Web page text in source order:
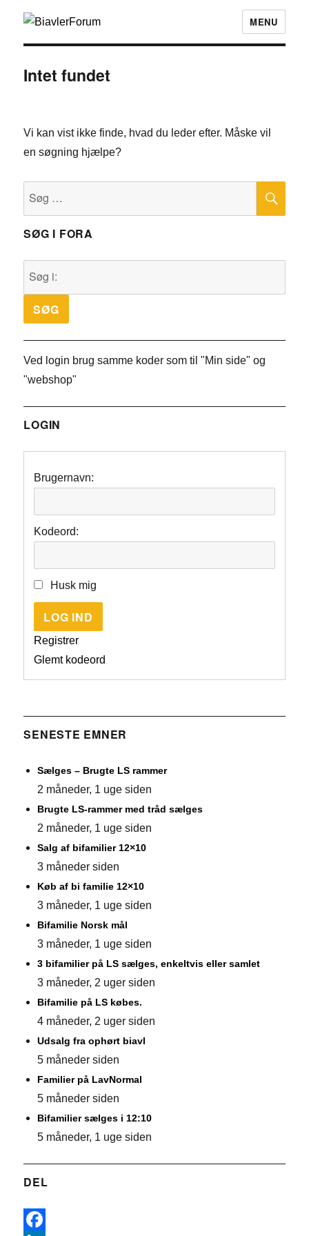
MENU
Intet fundet
Vi kan vist ikke finde, hvad du leder efter. Måske vil
en søgning hjælpe?
SØG I FORA
Ved login brug samme koder som til "Min side" og
"webshop"
LOGIN
Brugernavn:
Kodeord:
Husk mig
LOG IND
Registrer
Glemt kodeord
SENESTE EMNER
Sælges – Brugte LS rammer
2 måneder, 1 uge siden
Brugte LS-rammer med tråd sælges
2 måneder, 1 uge siden
Salg af bifamilier 12×10
3 måneder siden
Køb af bi familie 12×10
3 måneder, 1 uge siden
Bifamilie Norsk mål
3 måneder, 1 uge siden
3 bifamilier på LS sælges, enkeltvis eller samlet
3 måneder, 2 uger siden
Bifamilie på LS købes.
4 måneder, 2 uger siden
Udsalg fra ophørt biavl
5 måneder siden
Familier på LavNormal
5 måneder siden
Bifamilier sælges i 12:10
5 måneder, 1 uge siden
DEL